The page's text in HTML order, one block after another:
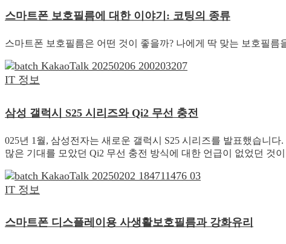
스마트폰 보호필름에 대한 이야기: 코팅의 종류
스마트폰 보호필름은 어떤 것이 좋을까? 나에게 딱 맞는 보호필름
IT 정보
삼성 갤럭시 S25 시리즈와 Qi2 무선 충전
025년 1월, 삼성전자는 새로운 갤럭시 S25 시리즈를 발표했습니
많은 기대를 모았던 Qi2 무선 충전 방식에 대한 언급이 없었던 것
IT 정보
스마트폰 디스플레이용 사생활보호필름과 강화유리